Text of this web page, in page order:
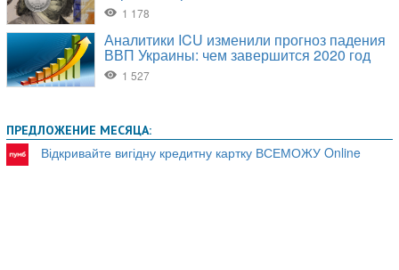
ПРЕДЛОЖЕНИЕ МЕСЯЦА:
Відкривайте вигідну кредитну картку ВСЕМОЖУ Online